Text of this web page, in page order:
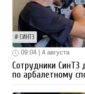
СИНТЗ
09:04 | 4 августа
Сотрудники СинТЗ
по арбалетному